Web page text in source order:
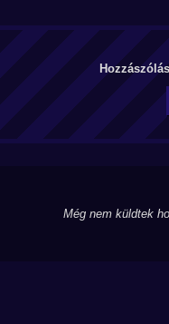
Még nem küldtek